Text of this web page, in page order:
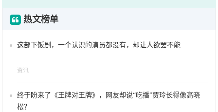
热文榜单
这部下饭剧，一个认识的演员都没有，却让人欲罢不能
资讯
终于盼来了《王牌对王牌》，网友却说“吃播”贾玲长得像高晓
松？